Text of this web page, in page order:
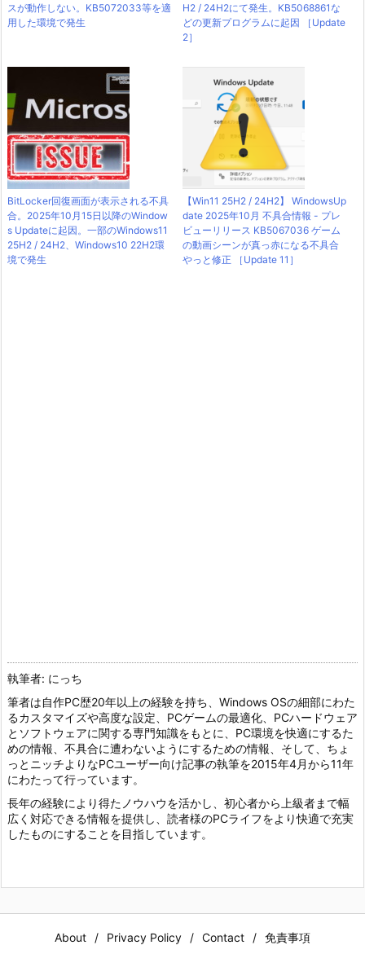
スが動作しない。KB5072033等を適
用した環境で発生
H2 / 24H2にて発生。KB5068861な
どの更新プログラムに起因 ［Update
2］
BitLocker回復画面が表示される不具
合。2025年10月15日以降のWindow
s Updateに起因。一部のWindows11
25H2 / 24H2、Windows10 22H2環
境で発生
【Win11 25H2 / 24H2】 WindowsUp
date 2025年10月 不具合情報 - プレ
ビューリリース KB5067036 ゲーム
の動画シーンが真っ赤になる不具合
やっと修正 ［Update 11］
執筆者: にっち
筆者は自作PC歴20年以上の経験を持ち、Windows OSの細部にわた
るカスタマイズや高度な設定、PCゲームの最適化、PCハードウェア
とソフトウェアに関する専門知識をもとに、PC環境を快適にするた
めの情報、不具合に遭わないようにするための情報、そして、ちょ
っとニッチよりなPCユーザー向け記事の執筆を2015年4月から11年
にわたって行っています。
長年の経験により得たノウハウを活かし、初心者から上級者まで幅
広く対応できる情報を提供し、読者様のPCライフをより快適で充実
したものにすることを目指しています。
About Privacy Policy Contact 免責事項